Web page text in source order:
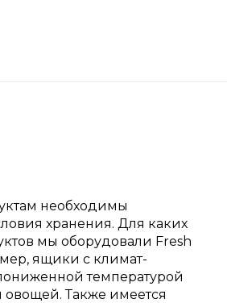
необходимы
хранения. Для каких
мы оборудовали Fresh
ящики с климат-
температурой
овощей. Также имеется